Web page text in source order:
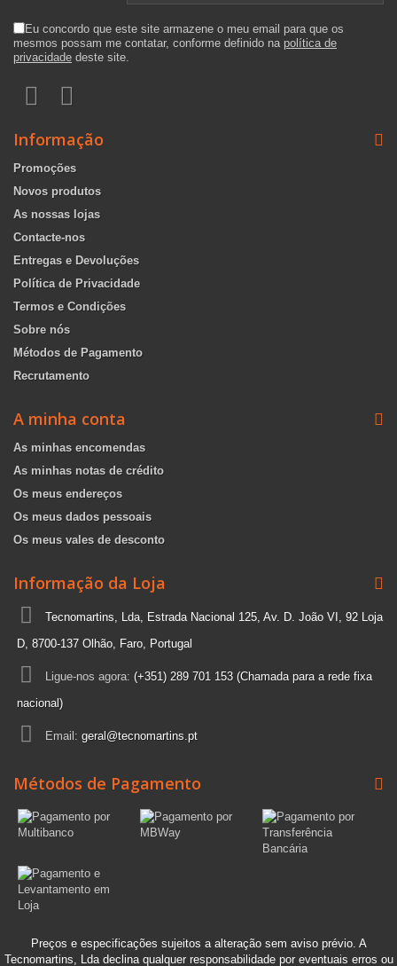
Eu concordo que este site armazene o meu email para que os
mesmos possam me contatar, conforme definido na política de
privacidade deste site.
Informação
Promoções
Novos produtos
As nossas lojas
Contacte-nos
Entregas e Devoluções
Política de Privacidade
Termos e Condições
Sobre nós
Métodos de Pagamento
Recrutamento
A minha conta
As minhas encomendas
As minhas notas de crédito
Os meus endereços
Os meus dados pessoais
Os meus vales de desconto
Informação da Loja
Tecnomartins, Lda, Estrada Nacional 125, Av. D. João VI, 92 Loja
D, 8700-137 Olhão, Faro, Portugal
Ligue-nos agora: (+351) 289 701 153 (Chamada para a rede fixa
nacional)
Email: geral@tecnomartins.pt
Métodos de Pagamento
Preços e especificações sujeitos a alteração sem aviso prévio. A
Tecnomartins, Lda declina qualquer responsabilidade por eventuais erros ou